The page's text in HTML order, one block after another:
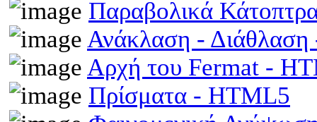
Παραβολικά
Ανάκλαση -
Αρχή του Fermat -
Πρίσματα - HTML5